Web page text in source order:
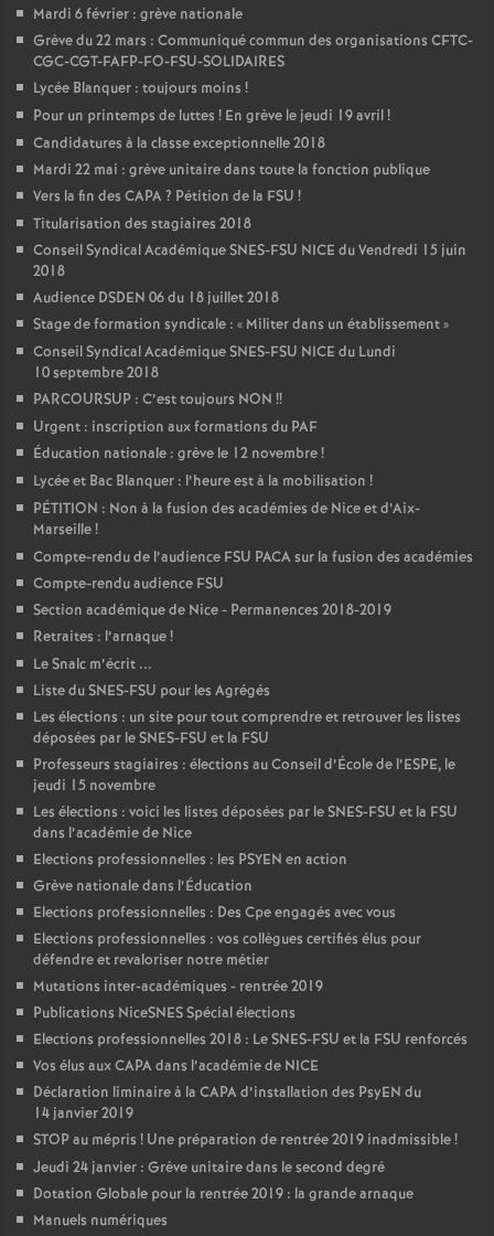
Mardi 6 février : grève nationale
Grève du 22 mars : Communiqué commun des organisations CFTC-
CGC-CGT-FAFP-FO-FSU-SOLIDAIRES
Lycée Blanquer : toujours moins !
Pour un printemps de luttes ! En grève le jeudi 19 avril!
Candidatures à la classe exceptionnelle 2018
Mardi 22 mai : grève unitaire dans toute la fonction publique
Vers la fin des CAPA? Pétition de la FSU !
Titularisation des stagiaires 2018
Conseil Syndical Académique SNES-FSU NICE du Vendredi 15 juin
2018
Audience DSDEN 06 du 18 juillet 2018
Stage de formation syndicale : « Militer dans un établissement»
Conseil Syndical Académique SNES-FSU NICE du Lundi
10 septembre 2018
PARCOURSUP : C’est toujours NON !!
Urgent : inscription aux formations du PAF
Éducation nationale : grève le 12 novembre!
Lycée et Bac Blanquer : l’heure est à la mobilisation !
PÉTITION : Non à la fusion des académies de Nice et d’Aix-
Marseille!
Compte-rendu de l’audience FSU PACA sur la fusion des académies
Compte-rendu audience FSU
Section académique de Nice - Permanences 2018-2019
Retraites : l’arnaque!
Le Snalc m’écrit ...
Liste du SNES-FSU pour les Agrégés
Les élections : un site pour tout comprendre et retrouver les listes
déposées par le SNES-FSU et la FSU
Professeurs stagiaires : élections au Conseil d’École de l’ESPE, le
jeudi 15 novembre
Les élections : voici les listes déposées par le SNES-FSU et la FSU
dans l’académie de Nice
Elections professionnelles : les PSYEN en action
Grève nationale dans l’Éducation
Elections professionnelles : Des Cpe engagés avec vous
Elections professionnelles : vos collègues certifiés élus pour
défendre et revaloriser notre métier
Mutations inter-académiques - rentrée 2019
Publications NiceSNES Spécial élections
Elections professionnelles 2018 : Le SNES-FSU et la FSU renforcés
Vos élus aux CAPA dans l’académie de NICE
Déclaration liminaire à la CAPA d’installation des PsyEN du
14 janvier 2019
STOP au mépris ! Une préparation de rentrée 2019 inadmissible!
Jeudi 24 janvier : Grève unitaire dans le second degré
Dotation Globale pour la rentrée 2019 : la grande arnaque
Manuels numériques